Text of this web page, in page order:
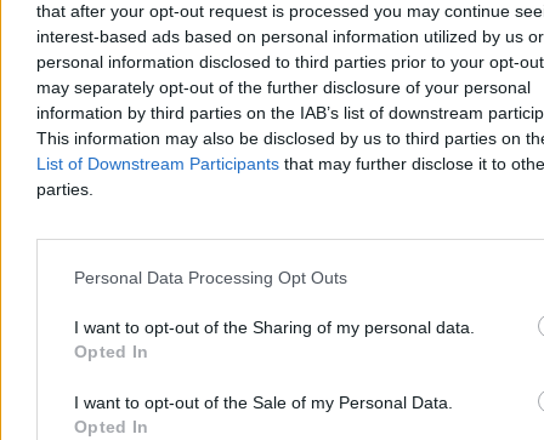
that after your opt-out request is processed you may continue
interest-based ads based on personal information utilized by us or
personal information disclosed to third parties prior to your opt-
may separately opt-out of the further disclosure of your personal
information by third parties on the IAB’s list of downstream
This information may also be disclosed by us to third parties on
List of Downstream Participants that may further disclose it to
parties.
Personal Data Processing Opt Outs
I want to opt-out of the Sharing of my personal data.
Opted In
I want to opt-out of the Sale of my Personal Data.
Opted In
Dwaj bracia topili się w zbiorniku. Stan jednego z
nich jest krytyczny
Śledczy wyjaśniają okoliczności sobotniego wypadku przy ul.
przeciwpożarowym topili się dwaj chłopcy w wieku 9 i 11 lat.
nich jest krytyczny.
Dzisiaj 13:49